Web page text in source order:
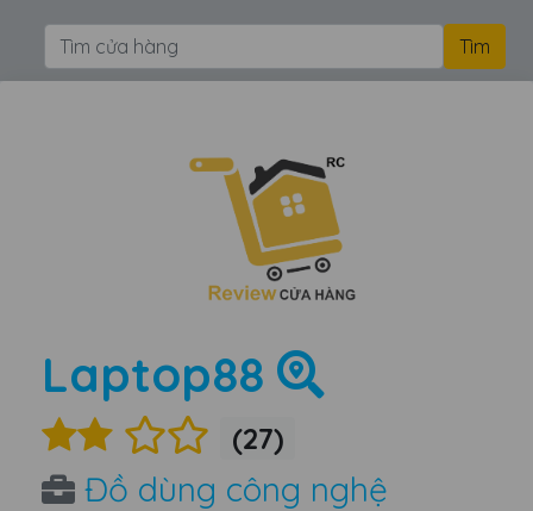
Laptop88
(27)
Đồ dùng công nghệ